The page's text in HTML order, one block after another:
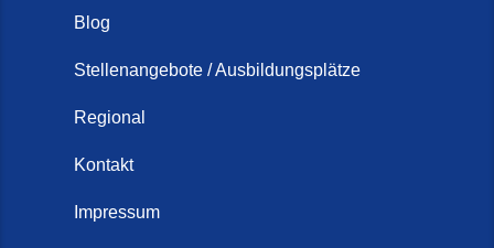
Blog
Stellenangebote / Ausbildungsplätze
Regional
Kontakt
Impressum